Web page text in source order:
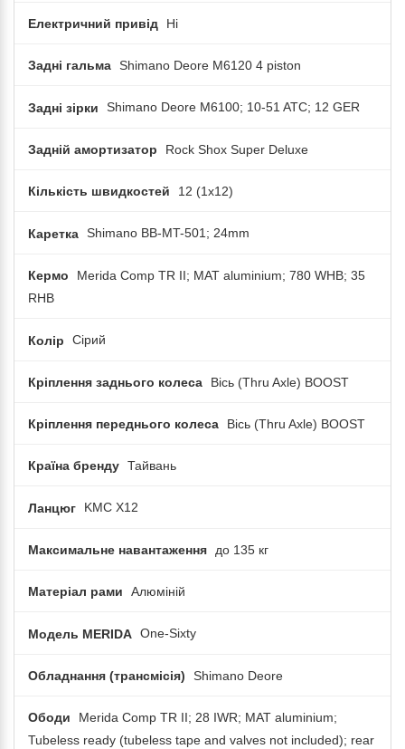
Електричний привід Ні
Задні гальма Shimano Deore M6120 4 piston
Задні зірки Shimano Deore M6100; 10-51 ATC; 12 GER
Задній амортизатор Rock Shox Super Deluxe
Кількість швидкостей 12 (1x12)
Каретка Shimano BB-MT-501; 24mm
Кермо
Merida Comp TR II; MAT aluminium; 780 WHB; 35
RHB
Колір Сірий
Кріплення заднього колеса Вісь (Thru Axle) BOOST
Кріплення переднього колеса Вісь (Thru Axle) BOOST
Країна бренду Тайвань
Ланцюг KMC X12
Максимальне навантаження до 135 кг
Матеріал рами Алюміній
Модель MERIDA One-Sixty
Обладнання (трансмісія) Shimano Deore
Ободи
Merida Comp TR II; 28 IWR; MAT aluminium;
Tubeless ready (tubeless tape and valves not included); rear